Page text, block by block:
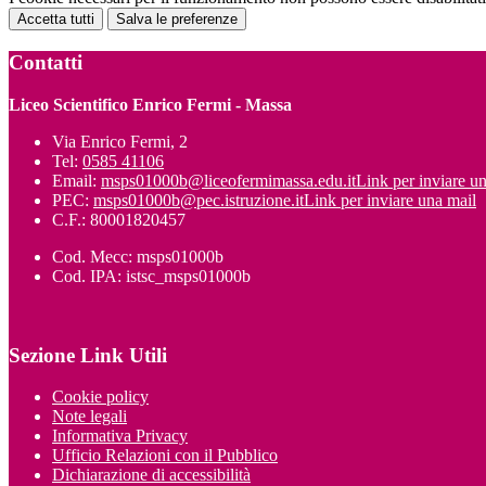
Accetta tutti Salva le preferenze
Contatti
Liceo Scientifico Enrico Fermi - Massa
Via Enrico Fermi, 2
Tel: 0585 41106
Email: msps01000b@liceofermimassa.edu.itLink per inviare
PEC: msps01000b@pec.istruzione.itLink per inviare una mail
C.F.: 80001820457
Cod. Mecc: msps01000b
Cod. IPA: istsc_msps01000b
Sezione Link Utili
Cookie policy
Note legali
Informativa Privacy
Ufficio Relazioni con il Pubblico
Dichiarazione di accessibilità